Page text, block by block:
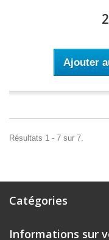
Ajouter
Résultats 1 - 7 sur 7.
Catégories
Informations sur